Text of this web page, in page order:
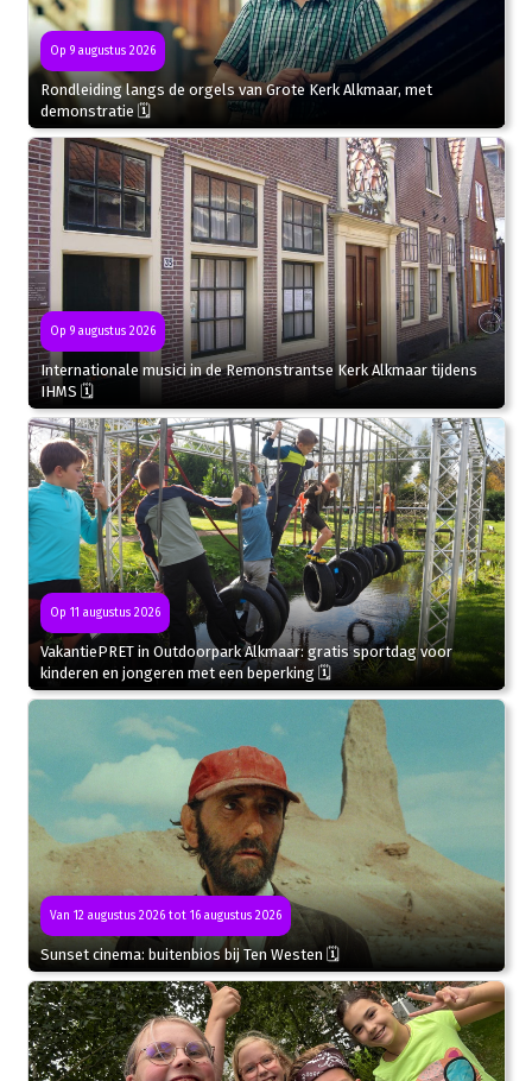
Op 9 augustus 2026
Rondleiding langs de orgels van Grote Kerk Alkmaar, met
demonstratie 🗓
Op 9 augustus 2026
Internationale musici in de Remonstrantse Kerk Alkmaar tijdens
IHMS 🗓
Op 11 augustus 2026
VakantiePRET in Outdoorpark Alkmaar: gratis sportdag voor
kinderen en jongeren met een beperking 🗓
Van 12 augustus 2026 tot 16 augustus 2026
Sunset cinema: buitenbios bij Ten Westen 🗓